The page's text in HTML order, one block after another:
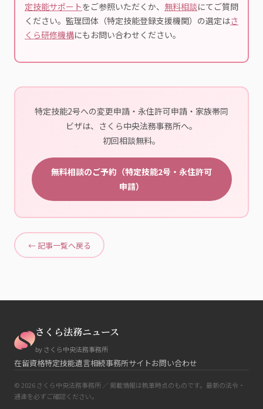
定技能サポートをご参照いただくか、 無料相談にてご質問
ください。監理団体（特定技能登録支援機関）の選定はさ
くら研修機構にもお問い合わせください。
特定技能2号への変更申請・永住許可申請・家族帯同
ビザは、さくら中央法務事務所へ。
初回相談無料。
無料相談のご予約（特定技能2号・永住許可
申請）
← 記事一覧へ戻る
さくら法務ニュース
by さくら中央法務事務所
在留資格特定技能遺言相続事務所サイトお問い合わせ
© 2026 さくら中央法務事務所 ／ 掲載情報は執筆時点のものです。最新の法令・
通達を必ずご確認ください。